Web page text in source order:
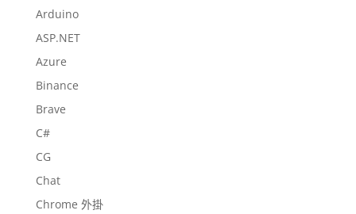
Arduino
ASP.NET
Azure
Binance
Brave
C#
CG
Chat
Chrome 外掛